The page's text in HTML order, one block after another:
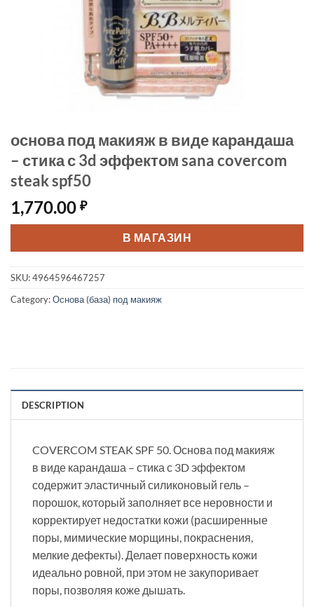
основа под макияж в виде карандаша
– стика с 3d эффектом sana covercom
steak spf50
1,770.00 ₽
В МАГАЗИН
SKU:4964596467257
Category:Основа (база) под макияж
DESCRIPTION
COVERCOM STEAK SPF 50. Основа под макияж
в виде карандаша – стика с 3D эффектом
содержит эластичный силиконовый гель –
порошок, который заполняет все неровности и
корректирует недостатки кожи (расширенные
поры, мимические морщины, покраснения,
мелкие дефекты). Делает поверхность кожи
идеально ровной, при этом не закупоривает
поры, позволяя коже дышать.